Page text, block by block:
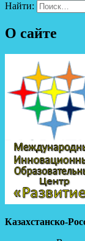
Найти:
О сайте
Казахстанско-